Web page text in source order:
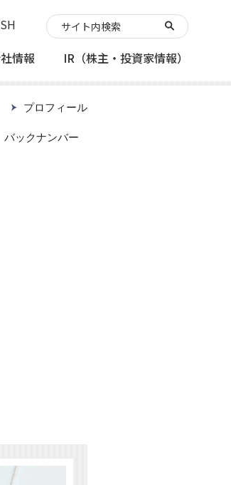
情報 IR （株主・投資家情報）
バックナンバー
プロフィール